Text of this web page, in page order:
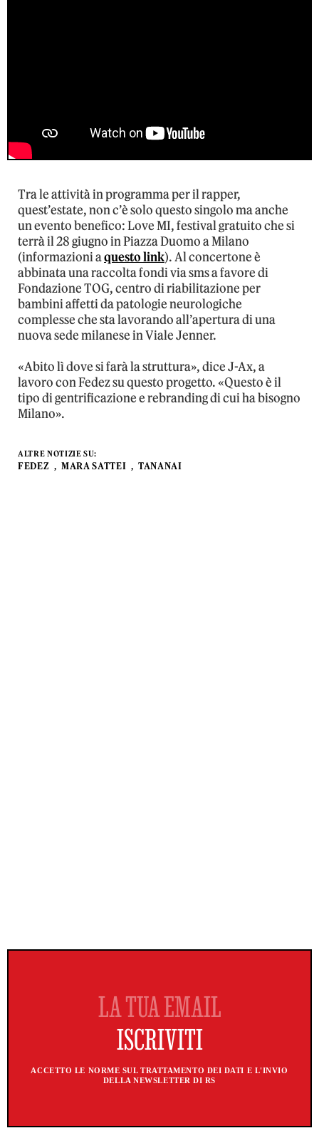
Tra le attività in programma per il rapper,
quest’estate, non c’è solo questo singolo ma anche
un evento benefico: Love MI, festival gratuito che si
terrà il 28 giugno in Piazza Duomo a Milano
(informazioni aquesto link). Al concertone è
abbinata una raccolta fondi via sms a favore di
Fondazione TOG, centro di riabilitazione per
bambini affetti da patologie neurologiche
complesse che sta lavorando all’apertura di una
nuova sede milanese in Viale Jenner.
«Abito lì dove si farà la struttura», dice J-Ax, a
lavoro con Fedez su questo progetto. «Questo è il
tipo di gentrificazione e rebranding di cui ha bisogno
Milano».
ALTRE NOTIZIE SU:
FEDEZ MARA SATTEI TANANAI
ACCETTO LE NORME SUL TRATTAMENTO DEI DATI E L'INVIO
DELLA NEWSLETTER DI RS